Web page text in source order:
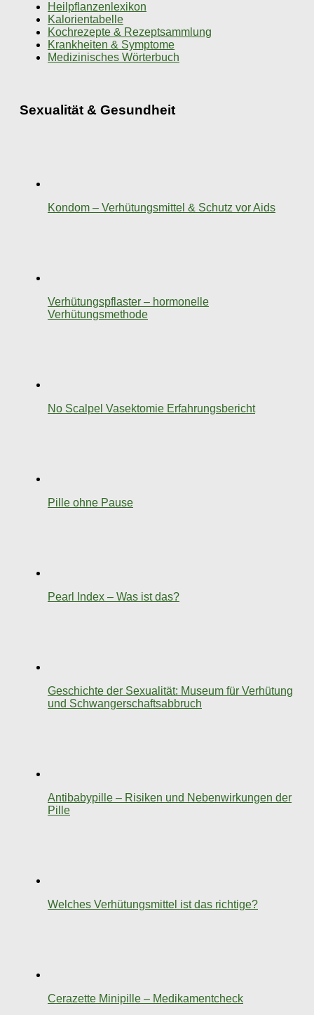
Heilpflanzenlexikon
Kalorientabelle
Kochrezepte & Rezeptsammlung
Krankheiten & Symptome
Medizinisches Wörterbuch
Sexualität & Gesundheit
Kondom – Verhütungsmittel & Schutz vor Aids
Verhütungspflaster – hormonelle
Verhütungsmethode
No Scalpel Vasektomie Erfahrungsbericht
Pille ohne Pause
Pearl Index – Was ist das?
Geschichte der Sexualität: Museum für Verhütung
und Schwangerschaftsabbruch
Antibabypille – Risiken und Nebenwirkungen der
Pille
Welches Verhütungsmittel ist das richtige?
Cerazette Minipille – Medikamentcheck